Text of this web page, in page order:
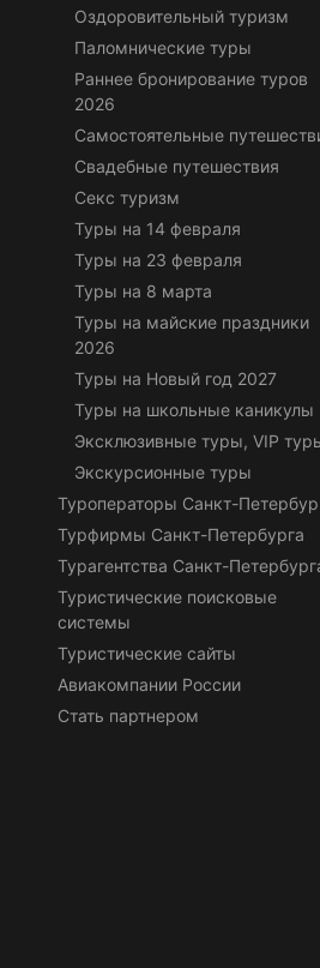
Оздоровительный туризм
Паломнические туры
Раннее бронирование туров
2026
Самостоятельные
Свадебные путешествия
Секс туризм
Туры на 14 февраля
Туры на 23 февраля
Туры на 8 марта
Туры на майские праздники
2026
Туры на Новый год 2027
Туры на школьные каникулы
Эксклюзивные туры, VIP
Экскурсионные туры
Туроператоры Санкт-
Турфирмы Санкт-Петербурга
Турагентства Санкт-
Туристические поисковые
системы
Туристические сайты
Авиакомпании России
Стать партнером